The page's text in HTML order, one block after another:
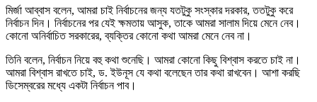
মির্জা আব্বাস বলেন, আমরা চাই নির্বাচনের জন্য যতটুকু সংস্কার দরকার, ততটুকু করে
নির্বাচন দিন। নির্বাচনের পর যেই ক্ষমতায় আসুক, তাকে আমরা সালাম দিয়ে মেনে নেব।
কোনো অনির্বাচিত সরকারের, ব্যক্তির কোনো কথা আমরা মেনে নেব না।
তিনি বলেন, নির্বাচন নিয়ে বহু কথা শুনেছি। আমরা কোনো কিছু বিশ্বাস করতে চাই না।
আমরা বিশ্বাস রাখতে চাই, ড. ইউনূস যে কথা বলেছেন তার কথা রাখবেন। আশা করছি
ডিসেম্বরের মধ্যে একটা নির্বাচন পাব।